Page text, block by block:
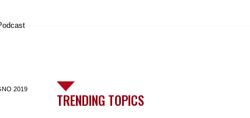
2019
TRENDING TOPICS